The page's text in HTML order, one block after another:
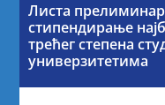
Листа
стипендирање
трећег степена
универзитетима